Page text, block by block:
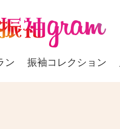
ン 振袖コレクション